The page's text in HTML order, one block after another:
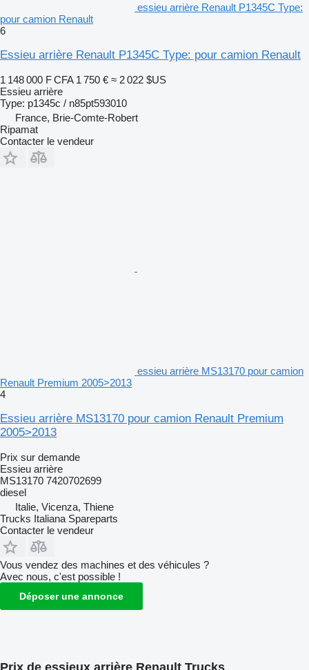
essieu arrière Renault P1345C Type:
pour camion Renault
6
Essieu arrière Renault P1345C Type: pour camion Renault
1 148 000 F CFA 1 750 € ≈ 2 022 $US
Essieu arrière
Type: p1345c / n85pt593010
France, Brie-Comte-Robert
Ripamat
Contacter le vendeur
essieu arrière MS13170 pour camion
Renault Premium 2005>2013
4
Essieu arrière MS13170 pour camion Renault Premium
2005>2013
Prix sur demande
Essieu arrière
MS13170 7420702699
diesel
Italie, Vicenza, Thiene
Trucks Italiana Spareparts
Contacter le vendeur
Vous vendez des machines et des véhicules ?
Avec nous, c'est possible !
Déposer une annonce
Prix de essieux arrière Renault Trucks